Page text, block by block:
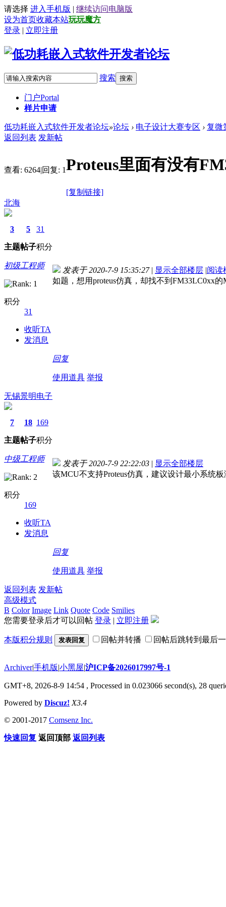
请选择 进入手机版 | 继续访问电脑版
设为首页收藏本站玩玩魔方
登录 | 立即注册
搜索 搜索
门户Portal
样片申请
低功耗嵌入式软件开发者论坛»论坛 › 电子设计大赛专区 › 复微
返回列表 发新帖
查看: 6264|回复: 1Proteus里面有没有
[复制链接]
北海
3
主题
5
帖子
31
积分
初级工程师
积分
31
收听TA
发消息
发表于 2020-7-9 15:35:27 | 显示全部楼层 |阅读
如题，想用proteus仿真，却找不到FM33LC0xx
回复
使用道具 举报
无锡景明电子
7
主题
18
帖子
169
积分
中级工程师
积分
169
收听TA
发消息
发表于 2020-7-9 22:22:03 | 显示全部楼层
该MCU不支持Proteus仿真，建议设计最小系统
回复
使用道具 举报
返回列表 发新帖
高级模式
B Color Image Link Quote Code Smilies
您需要登录后才可以回帖 登录 | 立即注册
本版积分规则 发表回复 回帖并转播 回帖后跳转到最后
Archiver|手机版|小黑屋|沪ICP备2026017997号-1
GMT+8, 2026-8-9 14:54 , Processed in 0.023066 second(s), 28
Powered by Discuz! X3.4
© 2001-2017 Comsenz Inc.
快速回复 返回顶部 返回列表